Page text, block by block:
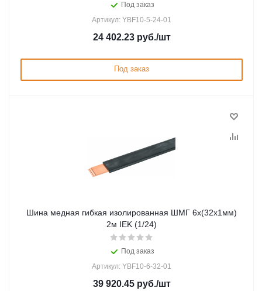
Под заказ
Артикул: YBF10-5-24-01
24 402.23руб./шт
Под заказ
Шина медная гибкая изолированная ШМГ 6х(32х1мм)
2м IEK (1/24)
Под заказ
Артикул: YBF10-6-32-01
39 920.45руб./шт